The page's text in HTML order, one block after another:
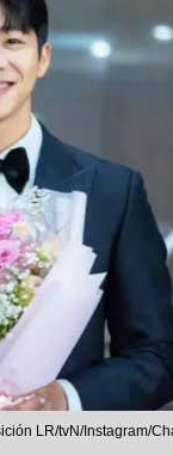
LR/tvN/Instagram/